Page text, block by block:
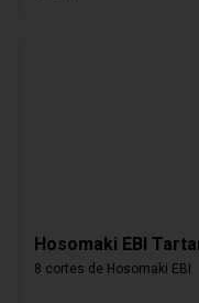
Hosomaki EBI
8 cortes de Hosomaki EBI